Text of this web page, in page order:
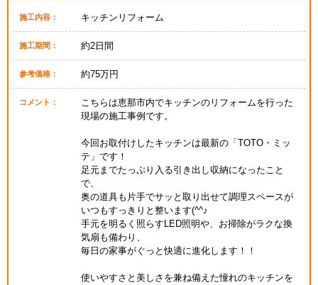
施工内容： キッチンリフォーム
施工期間： 約2日間
参考価格： 約75万円
コメント：
こちらは恵那市内でキッチンのリフォームを行った
現場の施工事例です。
今回お取付けしたキッチンは最新の「TOTO・ミッ
テ」です！
足元までたっぷり入る引き出し収納になったこと
で、
奥の道具も片手でサッと取り出せて調理スペースが
いつもすっきりと整います(^^♪
手元を明るく照らすLED照明や、お掃除がラクな換
気扇も備わり、
毎日の家事がぐっと快適に進化します！！
使いやすさと美しさを兼ね備えた憧れのキッチンを